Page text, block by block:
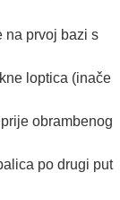
na prvoj bazi s
loptica (inače
obrambenog
po drugi put